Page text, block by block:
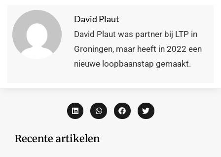
David Plaut
David Plaut was partner bij LTP in
Groningen, maar heeft in 2022 een
nieuwe loopbaanstap gemaakt.
Recente artikelen